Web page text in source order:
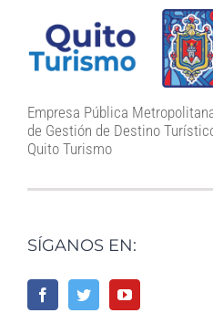
Empresa Pública
de Gestión de Destino
Quito Turismo
SÍGANOS EN: